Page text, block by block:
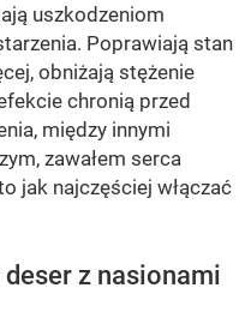
uszkodzeniom
Poprawiają stan
obniżają stężenie
chronią przed
między innymi
zawałem serca
jak najczęściej włączać
z nasionami